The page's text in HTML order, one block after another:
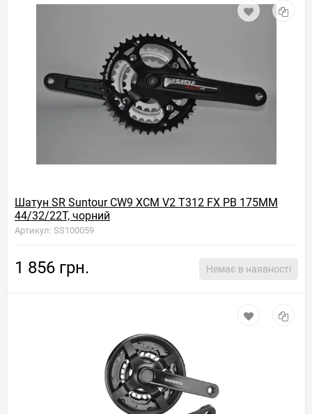
Шатун SR Suntour CW9 XCM V2 T312 FX PB 175MM
44/32/22T, чорний
Артикул: SS100059
1 856 грн. Немає в наявності